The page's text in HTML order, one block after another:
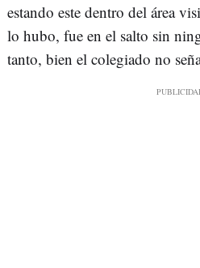
estando este dentro del área
lo hubo, fue en el salto sin
tanto, bien el colegiado no